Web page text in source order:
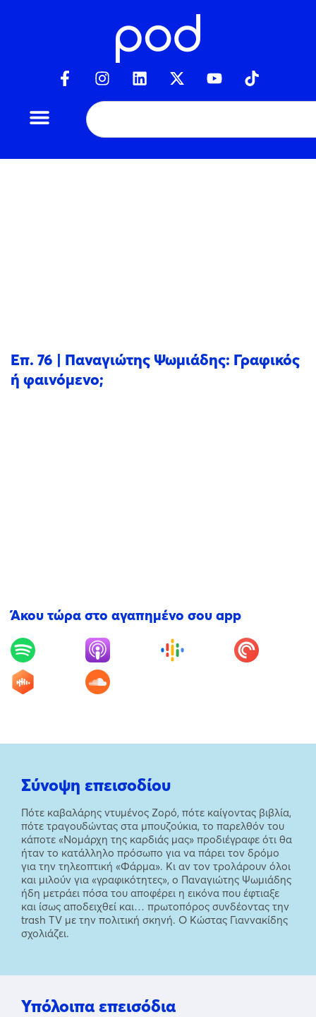
Επ. 76 | Παναγιώτης Ψωμιάδης: Γραφικός
ή φαινόμενο;
Άκου τώρα στο αγαπημένο σου app
Σύνοψη επεισοδίου
Πότε καβαλάρης ντυμένος Ζορό, πότε καίγοντας βιβλία,
πότε τραγουδώντας στα μπουζούκια, το παρελθόν του
κάποτε «Νομάρχη της καρδιάς μας» προδιέγραφε ότι θα
ήταν το κατάλληλο πρόσωπο για να πάρει τον δρόμο
για την τηλεοπτική «Φάρμα». Κι αν τον τρολάρουν όλοι
και μιλούν για «γραφικότητες», ο Παναγιώτης Ψωμιάδης
ήδη μετράει πόσα του αποφέρει η εικόνα που έφτιαξε
και ίσως αποδειχθεί και… πρωτοπόρος συνδέοντας την
trash TV με την πολιτική σκηνή. Ο Κώστας Γιαννακίδης
σχολιάζει.
Υπόλοιπα επεισόδια